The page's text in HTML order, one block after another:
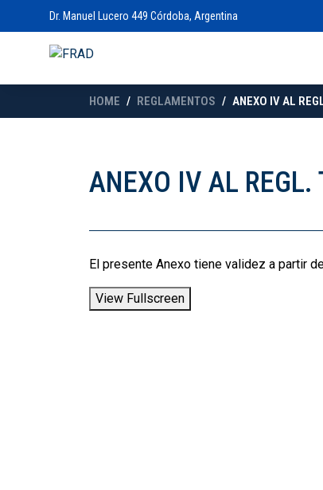
Dr. Manuel Lucero 449 Córdoba, Argentina
HOME REGLAMENTOS ANEXO IV AL
ANEXO IV AL
El presente Anexo tiene validez a partir
View Fullscreen